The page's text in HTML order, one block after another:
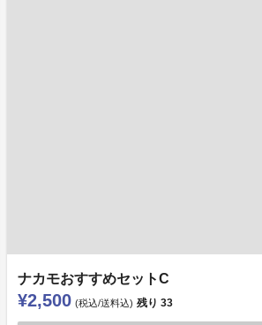
ナカモおすすめセットC
¥2,500 (税込/送料込) 残り 33